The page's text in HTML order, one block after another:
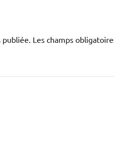
publiée. Les champs